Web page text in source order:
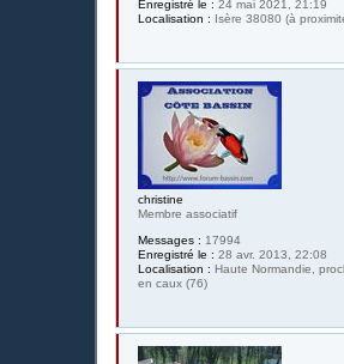
Enregistré le : 24 mai 2021, 21:19
Localisation : Isère 38080 (à
christine
Membre associatif
Messages : 17994
Enregistré le : 28 avr. 2013, 22:08
Localisation : Haute Normandie,
en caux (76)